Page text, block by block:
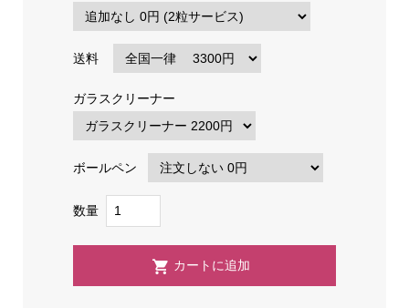
送料
ガラスクリーナー
ボールペン
数量